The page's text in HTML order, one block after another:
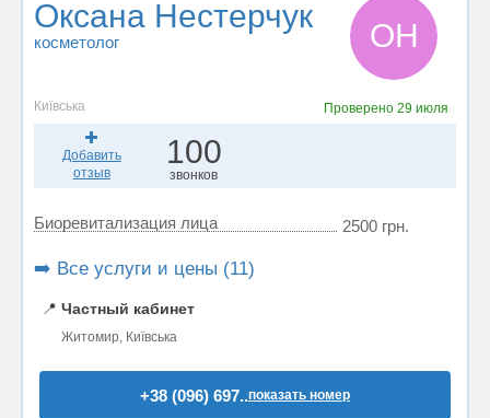
Оксана Нестерчук
косметолог ОН
Київська Проверено 29 июля
Добавить
отзыв
100
звонков
Биоревитализация лица 2500 грн.
➡️ Все услуги и цены (11)
📍 Частный кабинет
Житомир, Київська
+38 (096) 697..показать номер